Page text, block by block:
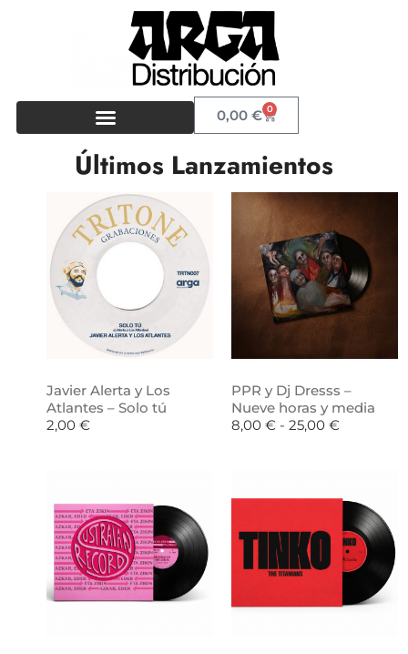
0,00€ 0
Últimos Lanzamientos
Javier Alerta y Los
Atlantes – Solo tú
2,00 €
PPR y Dj Dresss –
Nueve horas y media
8,00 € - 25,00 €